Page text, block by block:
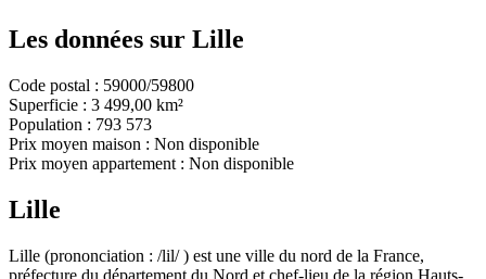
Les données sur Lille
Code postal : 59000/59800
Superficie : 3 499,00 km²
Population : 793 573
Prix moyen maison : Non disponible
Prix moyen appartement : Non disponible
Lille
Lille (prononciation : /lil/ ) est une ville du nord de la France,
préfecture du département du Nord et chef-lieu de la région Hauts-